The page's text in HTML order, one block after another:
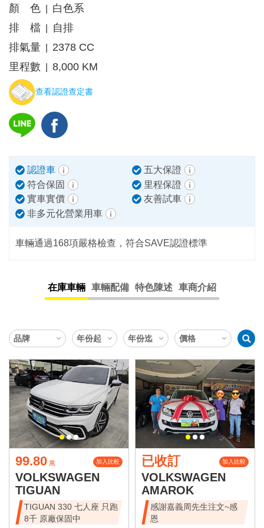
顏 色
白色系
排 檔
自排
排氣量
2378 CC
里程數
8,000 KM
查看認證查定書
認證車
五大保證
符合保固
里程保證
實車實價
友善試車
非多元化營業用車
車輛通過168項嚴格檢查，符合SAVE認證標準
在庫車輛 車輛配備 特色陳述 車商介紹
99.80 萬 加入比較
VOLKSWAGEN
TIGUAN
TIGUAN 330 七人座 只跑
8千 原廠保固中
已收訂 加入比較
VOLKSWAGEN
AMAROK
感謝嘉義周先生注文~感
恩